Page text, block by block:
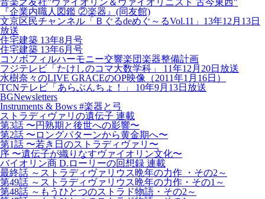
音楽之友社”ヴァイオリン＆ヴァイオリニスト 古今東西"
『企業内職人図鑑 ②楽器』(同友館)
文京区民チャンネル「Ｂぐるdeめぐ～るVol.11」13年12月13日
放送
住宅建築 13年8月号
住宅建築 13年6月号
コソボフィルハーモニー交響楽団楽器整備計画
フジテレビ「たけしのコマ大数学科」 11年12月20日放送
水樹奈々のLIVE GRACEのOP映像（2011年1月16日）
TCNテレビ「あらぶんちょ！」 10年9月13日放送
BGNewsletters
Instruments & Bows #楽器と弓
ストラディヴァリの遺伝子 連載
第3話 〜円熟期と後世への影響〜
第2話 〜ロングパターンから黄金期へ〜
第1話 〜若き日のストラディヴァリ〜
序 〜遺伝子が織りなすヴァイオリン文化〜
バイオリン商 D.ローリーの回想録 連載
最終話 ～ストラディヴァリウス晩年の力作 ・その2～
第49話 ～ストラディヴァリウス晩年の力作・その1～
第48話 ～もうひとつのストラド物語・その2～